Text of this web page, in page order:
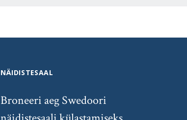
NÄIDISTESAAL
Broneeri aeg Swedoori